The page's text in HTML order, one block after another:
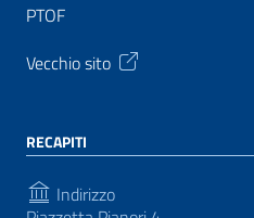
PTOF
Vecchio sito
RECAPITI
Indirizzo